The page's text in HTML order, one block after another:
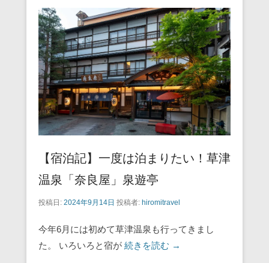
o
o
k
st
a
【宿泊記】一度は泊まりたい！草津
温泉「奈良屋」泉遊亭
投稿日: 2024年9月14日 投稿者: hiromitravel
今年6月には初めて草津温泉も行ってきまし
た。 いろいろと宿が 続きを読む →